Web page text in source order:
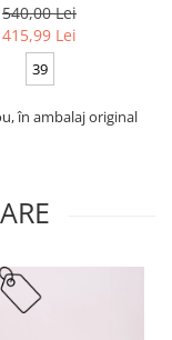
540,00 Lei
415,99 Lei
39
în ambalaj original